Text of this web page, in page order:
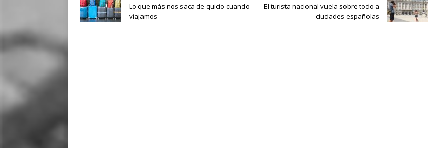
Lo que más nos saca de quicio cuando
viajamos
El turista nacional vuela sobre todo a
ciudades españolas